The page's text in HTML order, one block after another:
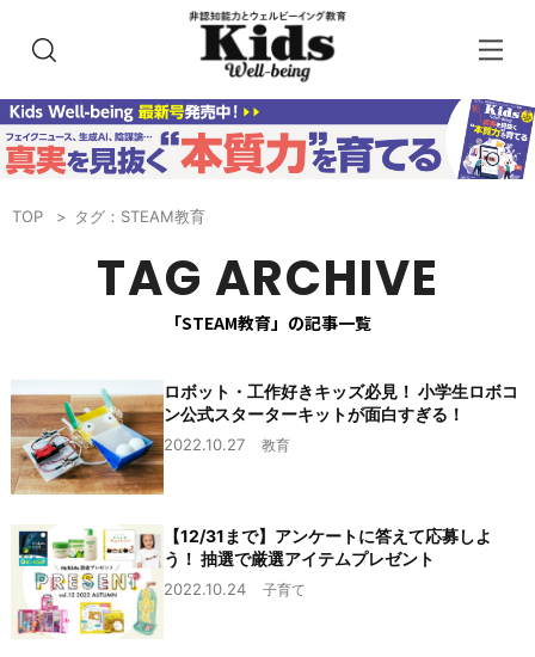
TOP タグ：STEAM教育
TAG ARCHIVE
「STEAM教育」の記事一覧
ロボット・工作好きキッズ必見！ 小学生ロボコ
ン公式スターターキットが面白すぎる！
2022.10.27 教育
【12/31まで】アンケートに答えて応募しよ
う！ 抽選で厳選アイテムプレゼント
2022.10.24 子育て